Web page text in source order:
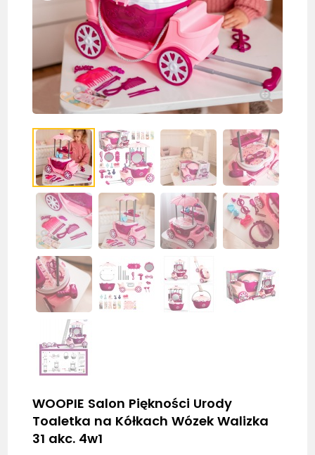
WOOPIE Salon Piękności Urody
Toaletka na Kółkach Wózek Walizka
31 akc. 4w1